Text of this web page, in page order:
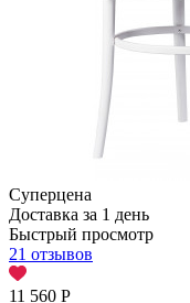
Суперцена
Доставка за 1 день
Быстрый просмотр
21 отзывов
11 560 Р